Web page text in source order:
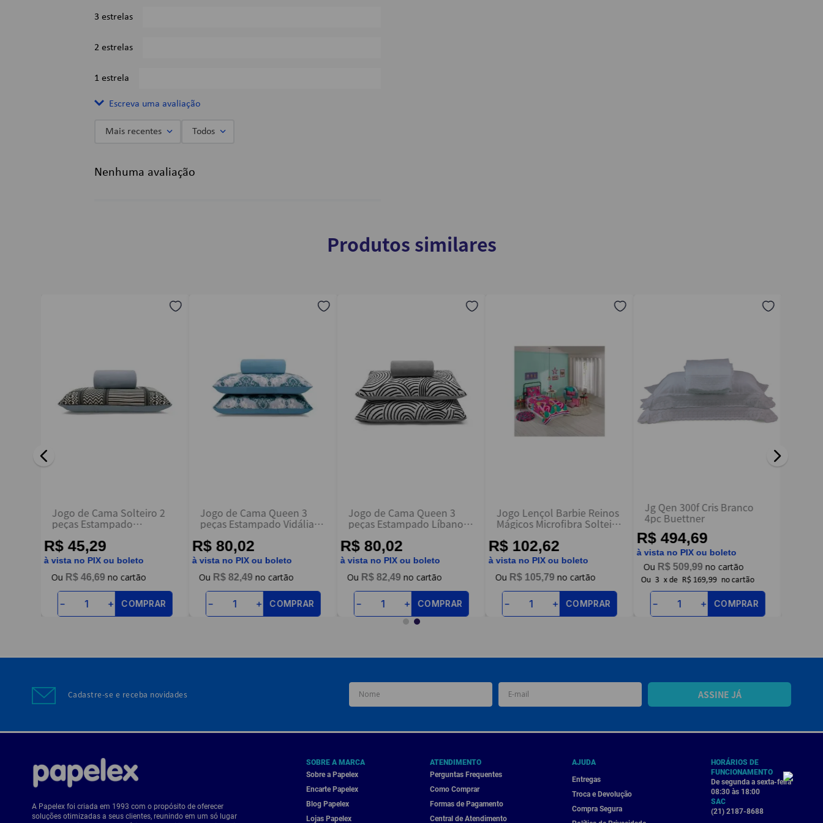
3 estrelas
2 estrelas
1 estrela
Escreva uma avaliação
Título
Mais recentes Todos
Nenhuma avaliação
Produtos similares
Jogo de Cama Solteiro 2
peças Estampado
R$ 45,29
à vista no PIX ou boleto
R$ 46,69
＋
－ COMPRAR
Jogo de Cama Queen 3
peças Estampado Vidália-
R$ 80,02
à vista no PIX ou boleto
R$ 82,49
＋
－ COMPRAR
Jogo de Cama Queen 3
peças Estampado Líbano -
R$ 80,02
à vista no PIX ou boleto
R$ 82,49
＋
－ COMPRAR
Jogo Lençol Barbie Reinos
Mágicos Microfibra Solteiro
R$ 102,62
à vista no PIX ou boleto
R$ 105,79
＋
－ COMPRAR
Jg Qen 300f Cris Branco
4pc Buettner
R$ 494,69
à vista no PIX ou boleto
R$ 509,99
Ou 3 xde R$ 169,99
＋
－ COMPRAR
Cadastre-se e receba novidades ASSINE JÁ
A Papelex foi criada em 1993 com o propósito de oferecer
soluções otimizadas a seus clientes, reunindo em um só lugar
SOBRE A MARCA
Sobre a Papelex
Encarte Papelex
Blog Papelex
Lojas Papelex
ATENDIMENTO
Perguntas Frequentes
Como Comprar
Formas de Pagamento
Central de Atendimento
AJUDA
Entregas
Troca e Devolução
Compra Segura
HORÁRIOS DE
FUNCIONAMENTO
De segunda a sexta-feira
08:30 às 18:00
SAC
(21) 2187-8688